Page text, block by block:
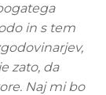
in s tem
zato, da
Naj mi bo